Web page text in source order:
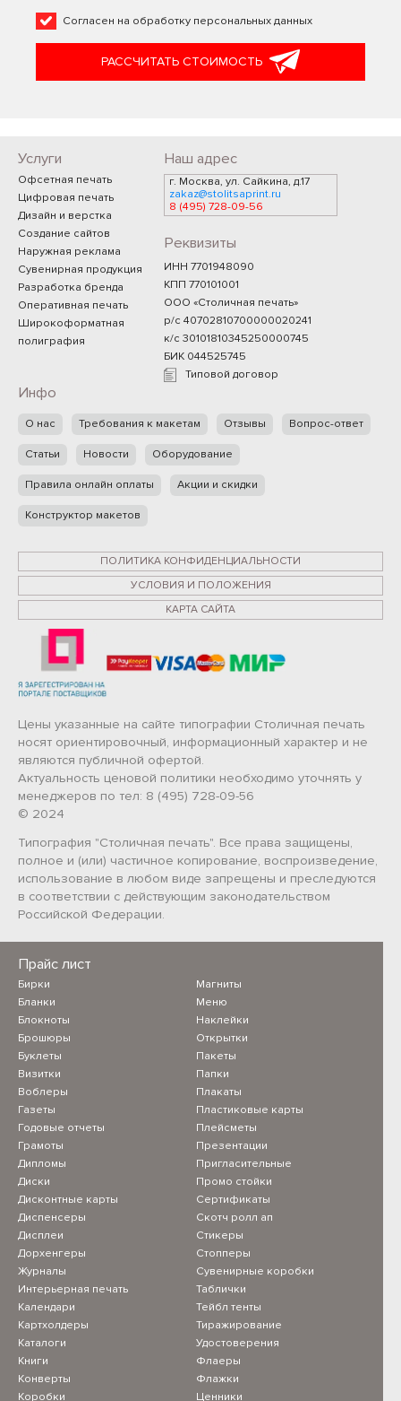
Согласен на обработку персональных данных
РАССЧИТАТЬ СТОИМОСТЬ
Прайс лист
Бирки
Бланки
Блокноты
Брошюры
Буклеты
Визитки
Воблеры
Газеты
Годовые отчеты
Грамоты
Дипломы
Диски
Дисконтные карты
Диспенсеры
Дисплеи
Дорхенгеры
Журналы
Интерьерная печать
Календари
Картхолдеры
Каталоги
Книги
Конверты
Коробки
Магниты
Меню
Наклейки
Открытки
Пакеты
Папки
Плакаты
Пластиковые карты
Плейсметы
Презентации
Пригласительные
Промо стойки
Сертификаты
Скотч ролл ап
Стикеры
Стопперы
Сувенирные коробки
Таблички
Тейбл тенты
Тиражирование
Удостоверения
Флаеры
Флажки
Ценники
Услуги
Офсетная печать
Цифровая печать
Дизайн и верстка
Создание сайтов
Наружная реклама
Сувенирная продукция
Разработка бренда
Оперативная печать
Широкоформатная
полиграфия
Наш адрес
г. Москва, ул. Сайкина, д.17
zakaz@stolitsaprint.ru
8 (495) 728-09-56
Реквизиты
ИНН 7701948090
КПП 770101001
ООО «Столичная печать»
р/с 40702810700000020241
к/с 30101810345250000745
БИК 044525745
Типовой договор
Инфо
О нас Требования к макетам Отзывы Вопрос-ответ
Статьи Новости Оборудование
Правила онлайн оплаты Акции и скидки
Конструктор макетов
ПОЛИТИКА КОНФИДЕНЦИАЛЬНОСТИ
УСЛОВИЯ И ПОЛОЖЕНИЯ
КАРТА САЙТА
Цены указанные на сайте типографии Столичная печать
носят ориентировочный, информационный характер и не
являются публичной офертой.
Актуальность ценовой политики необходимо уточнять у
менеджеров по тел: 8 (495) 728-09-56
© 2024
Типография "Столичная печать". Все права защищены,
полное и (или) частичное копирование, воспроизведение,
использование в любом виде запрещены и преследуются
в соответствии с действующим законодательством
Российской Федерации.